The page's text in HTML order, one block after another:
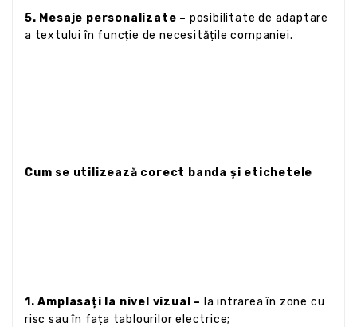
5. Mesaje personalizate – posibilitate de adaptare
a textului în funcție de necesitățile companiei.
Cum se utilizează corect banda și etichetele
1. Amplasați la nivel vizual – la intrarea în zone cu
risc sau în fața tablourilor electrice;